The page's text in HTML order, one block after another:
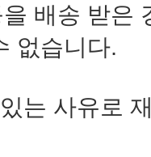
배송 받은
없습니다.
는 사유로